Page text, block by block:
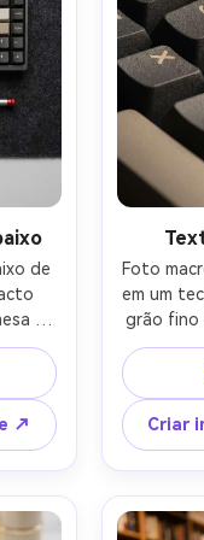
de
a
suave
Z7
cores
↗
Foto
em um
grão fino
tiro
teclas,
macro de
duas
detalhes
Criar